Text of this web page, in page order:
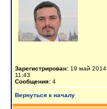
Зарегистрирован: 19 май 2014,
11:43
Сообщения: 4
Вернуться к началу